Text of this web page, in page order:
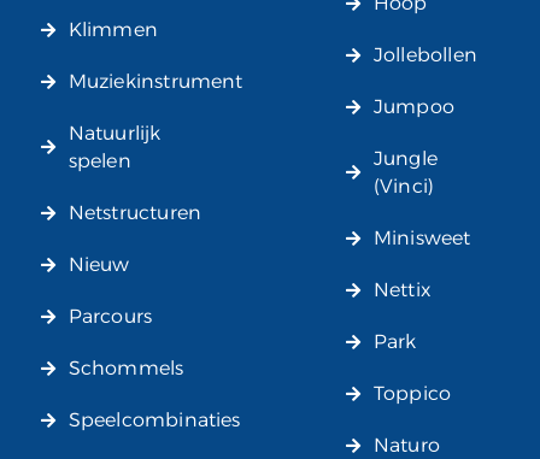
Klimmen
Muziekinstrument
Natuurlijk
spelen
Netstructuren
Nieuw
Parcours
Schommels
Speelcombinaties
Jollebollen
Jumpoo
Jungle
(Vinci)
Minisweet
Nettix
Park
Toppico
Naturo